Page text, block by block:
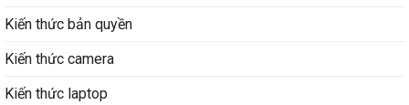
Kiến thức bản quyền
Kiến thức camera
Kiến thức laptop